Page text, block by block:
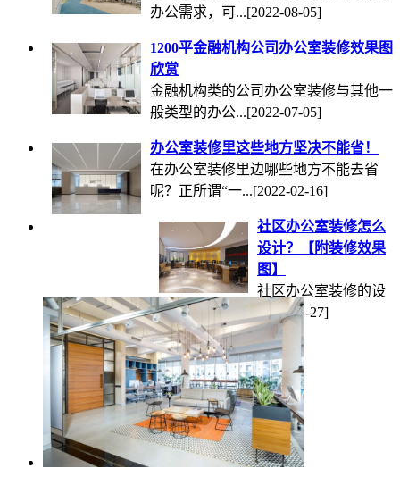
办公需求，可...[2022-08-05]
1200平金融机构公司办公室装修效果图
欣赏
金融机构类的公司办公室装修与其他一
般类型的办公...[2022-07-05]
办公室装修里这些地方坚决不能省！
在办公室装修里边哪些地方不能去省
呢？正所谓“一...[2022-02-16]
社区办公室装修怎么
设计？【附装修效果
图】
社区办公室装修的设
计重点在于布局上面，首先要做...[2021-11-27]